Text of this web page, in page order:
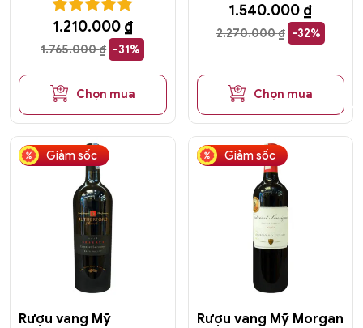
1.765.000₫ -31%
1.210.000 ₫
Chọn mua
2.270.000₫ -32%
1.540.000 ₫
Chọn mua
Giảm sốc
Rượu vang Mỹ
Giảm sốc
Rượu vang Mỹ Morgan